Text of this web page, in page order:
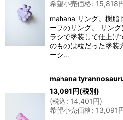
希望小売価格: 15,818
mahana リング。樹脂
ーフのリング。 リン
ラシで塗装して仕上げ
のものは粒だった塗装
ーシ…
mahana
13,091円(税別)
(税込: 14,401円)
希望小売価格: 13,091